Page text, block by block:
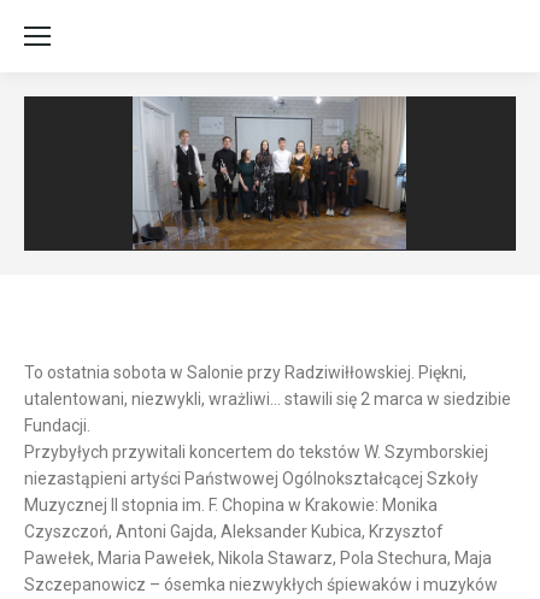
To ostatnia sobota w Salonie przy Radziwiłłowskiej. Piękni,
utalentowani, niezwykli, wrażliwi… stawili się 2 marca w siedzibie
Fundacji.
Przybyłych przywitali koncertem do tekstów W. Szymborskiej
niezastąpieni artyści Państwowej Ogólnokształcącej Szkoły
Muzycznej II stopnia im. F. Chopina w Krakowie: Monika
Czyszczoń, Antoni Gajda, Aleksander Kubica, Krzysztof
Pawełek, Maria Pawełek, Nikola Stawarz, Pola Stechura, Maja
Szczepanowicz – ósemka niezwykłych śpiewaków i muzyków